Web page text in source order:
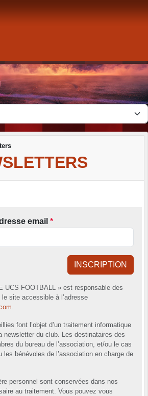
email *
INSCRIPTION
UCS FOOTBALL » est responsable des
site accessible à l’adresse
.
font l’objet d’un traitement informatique
newsletter du club. Les destinataires des
du bureau de l’association, et/ou le cas
les bénévoles de l’association en charge de
personnel sont conservées dans nos
au traitement. Vous pouvez vous
cookies